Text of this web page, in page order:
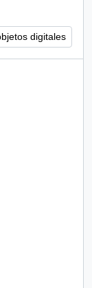
digitales